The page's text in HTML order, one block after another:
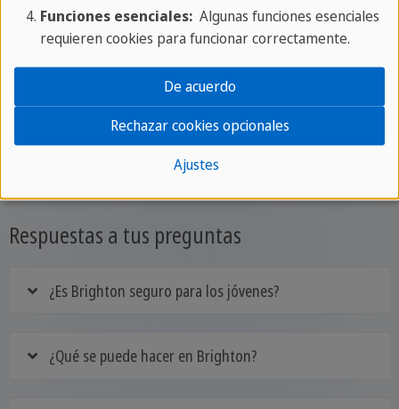
Consigue tus catálogos gratuitos
Respuestas a tus preguntas
¿Es Brighton seguro para los jóvenes?
¿Qué se puede hacer en Brighton?
Funciones esenciales:Algunas funciones esenciales
requieren cookies para funcionar correctamente.
Ajustes
Rechazar cookies opcionales
De acuerdo